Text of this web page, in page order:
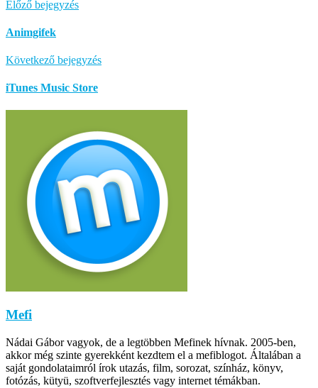
Előző bejegyzés
Animgifek
Következő bejegyzés
iTunes Music Store
Mefi
Nádai Gábor vagyok, de a legtöbben Mefinek hívnak. 2005-ben,
akkor még szinte gyerekként kezdtem el a mefiblogot. Általában a
saját gondolataimról írok utazás, film, sorozat, színház, könyv,
fotózás, kütyü, szoftverfejlesztés vagy internet témákban.